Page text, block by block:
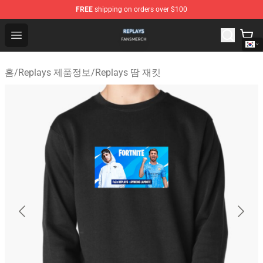
FREE shipping on orders over $100
Open menu
Replays Shop - Official Replays Merchandise Store
홈/Replays 제품정보/Replays 땀 재킷